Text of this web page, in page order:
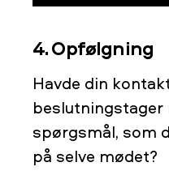
4. Opfølgning
Havde din
spørgsmål, som
på selve mødet?